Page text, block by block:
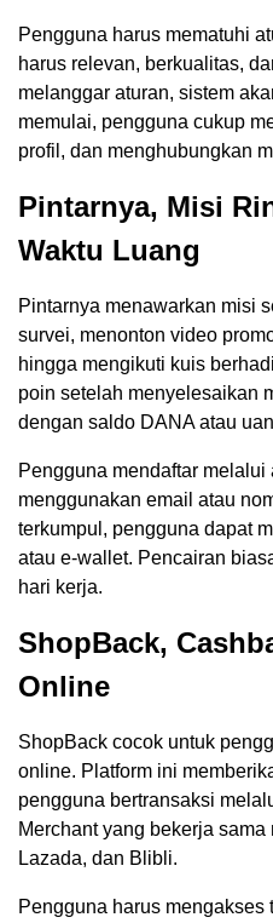
Pengguna harus mematuhi
harus relevan, berkualitas,
melanggar aturan, sistem
memulai, pengguna cukup
profil, dan menghubungkan
Pintarnya, Misi
Waktu Luang
Pintarnya menawarkan misi
survei, menonton video
hingga mengikuti kuis
poin setelah menyelesaikan
dengan saldo DANA atau
Pengguna mendaftar
menggunakan email atau
terkumpul, pengguna dapat
atau e-wallet. Pencairan
hari kerja.
ShopBack,
Online
ShopBack cocok untuk
online. Platform ini
pengguna bertransaksi
Merchant yang bekerja
Lazada, dan Blibli.
Pengguna harus